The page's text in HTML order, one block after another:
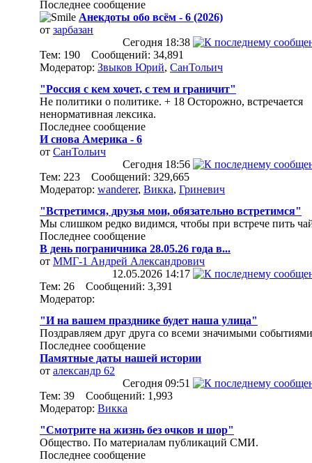
Последнее сообщение
Анекдоты обо всём - 6 (2026)
от зарбазан
Сегодня 18:38
Тем: 190 Сообщений: 34,891
Модератор: Звыков Юрий, СанТольич
"Россия с кем хочет, с тем и граничит"
Не политики о политике. + 18 Осторожно, встречается
ненормативная лексика.
Последнее сообщение
И снова Америка - 6
от СанТольич
Сегодня 18:56
Тем: 223 Сообщений: 329,665
Модератор: wanderer, Викка, Гриневич
"Встретимся, друзья мои, обязательно встретимся"
Мы слишком редко видимся, чтобы при встрече пить
Последнее сообщение
В день пограничника 28.05.26 года в...
от ММГ-1 Андрей Александрович
12.05.2026 14:17
Тем: 26 Сообщений: 3,391
Модератор:
"И на вашем празднике будет наша улица"
Поздравляем друг друга со всеми значимыми
Последнее сообщение
Памятные даты нашей истории
от александр 62
Сегодня 09:51
Тем: 39 Сообщений: 1,993
Модератор: Викка
"Смотрите на жизнь без очков и шор"
Общество. По материалам публикаций СМИ.
Последнее сообщение